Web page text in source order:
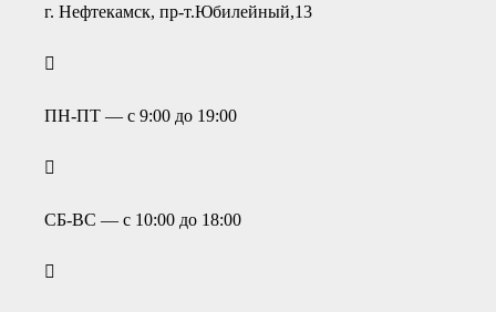
г. Нефтекамск, пр-т.Юбилейный,13
ПН-ПТ — с 9:00 до 19:00
СБ-ВС — с 10:00 до 18:00